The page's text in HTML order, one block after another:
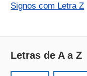
Signos com Letra Z
Letras de A a Z